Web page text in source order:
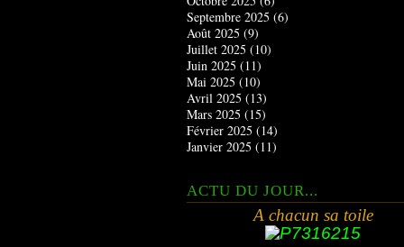
Septembre 2025 (6)
Août 2025 (9)
Juillet 2025 (10)
Juin 2025 (11)
Mai 2025 (10)
Avril 2025 (13)
Mars 2025 (15)
Février 2025 (14)
Janvier 2025 (11)
ACTU DU JOUR...
A chacun sa toile